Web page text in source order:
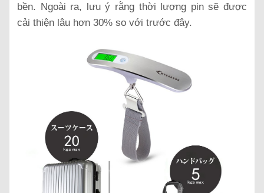
bền. Ngoài ra, lưu ý rằng thời lượng pin sẽ được
cải thiện lâu hơn 30% so với trước đây.